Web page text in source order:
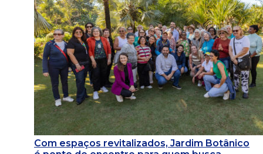
Com espaços revitalizados, Jardim Botânico